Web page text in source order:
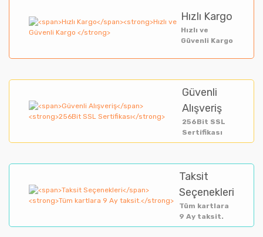
Hızlı Kargo
Hızlı ve
Güvenli Kargo
Güvenli
Alışveriş
256Bit SSL
Sertifikası
Taksit
Seçenekleri
Tüm kartlara
9 Ay taksit.